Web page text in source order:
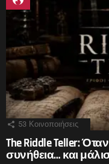
53 Κοινοποιήσεις
The Riddle Teller:
συνήθεια… και